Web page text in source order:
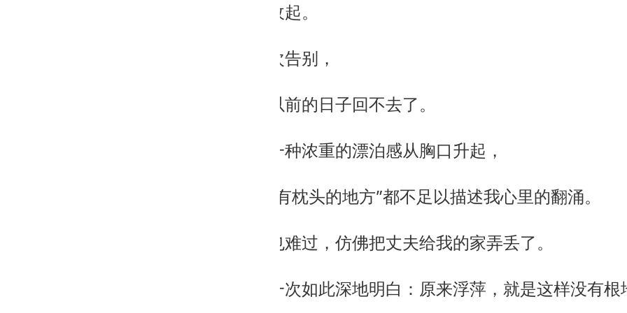
一件件被收起。
像是一次次告别，
告诉自己以前的日子回不去了。
那一刻，一种浓重的漂泊感从胸口升起，
连“人子没有枕头的地方”都不足以描述我心里的翻涌。
我沮丧，也难过，仿佛把丈夫给我的家弄丢了。
这是我第一次如此深地明白：原来浮萍，就是这样没有